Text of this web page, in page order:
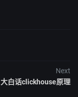
Next
大白话clickhouse原理